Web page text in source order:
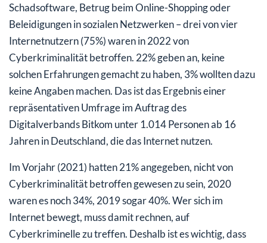
überhaupt nicht
Breite Mehrheit will mehr Einsatz der Polizei gegen
Cyberkriminelle
Schadsoftware, Betrug beim Online-Shopping oder
Beleidigungen in sozialen Netzwerken – drei von vier
Internetnutzern (75%) waren in 2022 von
Cyberkriminalität betroffen. 22% geben an, keine
solchen Erfahrungen gemacht zu haben, 3% wollten dazu
keine Angaben machen. Das ist das Ergebnis einer
repräsentativen Umfrage im Auftrag des
Digitalverbands Bitkom unter 1.014 Personen ab 16
Jahren in Deutschland, die das Internet nutzen.
Im Vorjahr (2021) hatten 21% angegeben, nicht von
Cyberkriminalität betroffen gewesen zu sein, 2020
waren es noch 34%, 2019 sogar 40%. Wer sich im
Internet bewegt, muss damit rechnen, auf
Cyberkriminelle zu treffen. Deshalb ist es wichtig, dass